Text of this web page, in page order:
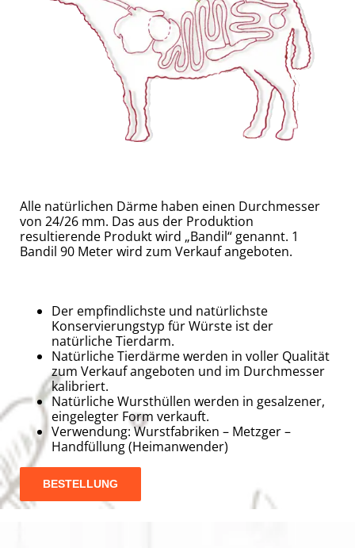
Alle natürlichen Därme haben einen Durchmesser
von 24/26 mm. Das aus der Produktion
resultierende Produkt wird „Bandil“ genannt. 1
Bandil 90 Meter wird zum Verkauf angeboten.
Der empfindlichste und natürlichste
Konservierungstyp für Würste ist der
natürliche Tierdarm.
Natürliche Tierdärme werden in voller Qualität
zum Verkauf angeboten und im Durchmesser
kalibriert.
Natürliche Wursthüllen werden in gesalzener,
eingelegter Form verkauft.
Verwendung: Wurstfabriken – Metzger –
Handfüllung (Heimanwender)
BESTELLUNG